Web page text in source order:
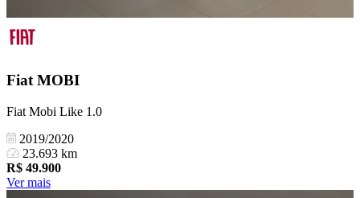
Fiat MOBI
Fiat Mobi Like 1.0
2019/2020
23.693 km
R$ 49.900
Ver mais